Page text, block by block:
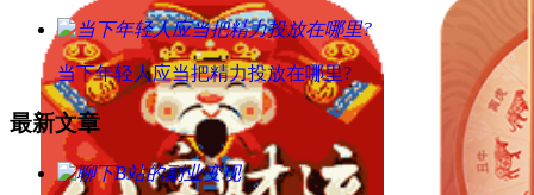
当下年轻人应当把精力投放在哪里?
最新文章